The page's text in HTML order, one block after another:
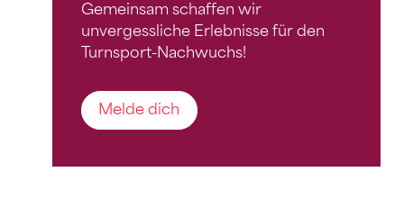
Gemeinsam schaffen wir
unvergessliche Erlebnisse für den
Turnsport-Nachwuchs!
Melde dich